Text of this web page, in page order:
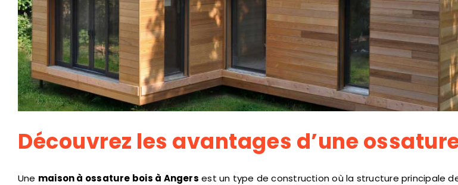
Découvrez les avantages d’une
Une maison à ossature bois à Angers est un type de construction où la structure principale